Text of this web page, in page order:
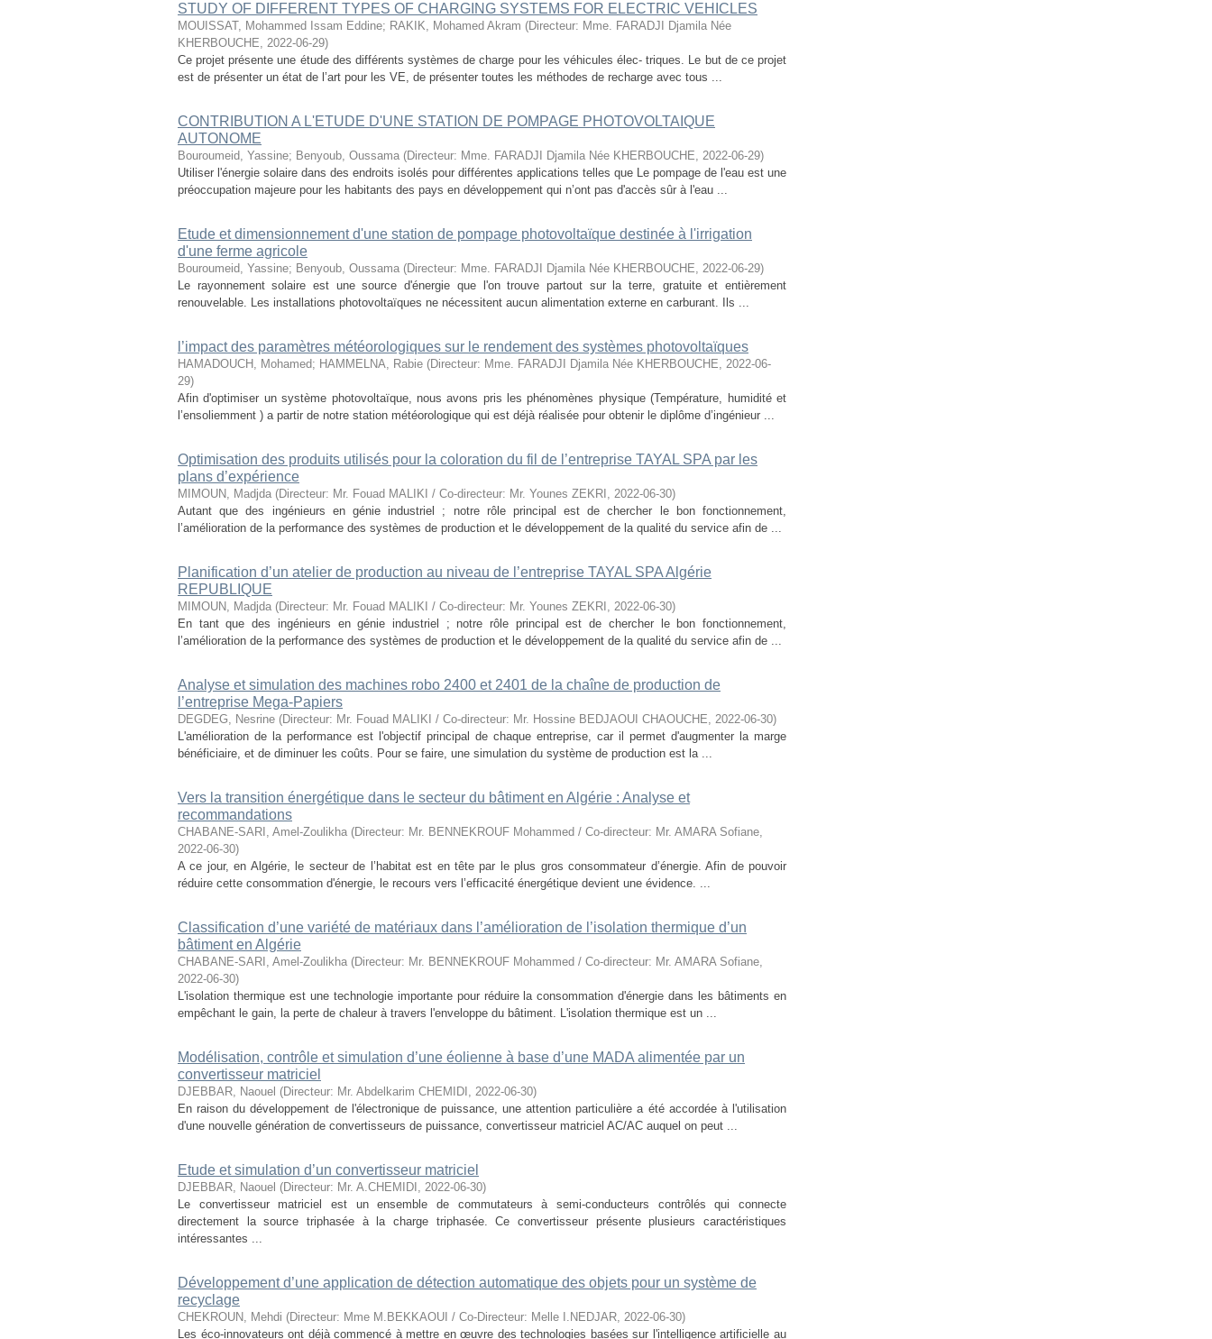
STUDY OF DIFFERENT TYPES OF CHARGING SYSTEMS FOR ELECTRIC VEHICLES
MOUISSAT, Mohammed Issam Eddine; RAKIK, Mohamed Akram (Directeur: Mme. FARADJI Djamila Née
KHERBOUCHE, 2022-06-29)
Ce projet présente une étude des différents systèmes de charge pour les véhicules élec- triques. Le but de ce projet
est de présenter un état de l’art pour les VE, de présenter toutes les méthodes de recharge avec tous ...
CONTRIBUTION A L'ETUDE D'UNE STATION DE POMPAGE PHOTOVOLTAIQUE
AUTONOME
Bouroumeid, Yassine; Benyoub, Oussama (Directeur: Mme. FARADJI Djamila Née KHERBOUCHE, 2022-06-29)
Utiliser l'énergie solaire dans des endroits isolés pour différentes applications telles que Le pompage de l'eau est une
préoccupation majeure pour les habitants des pays en développement qui n’ont pas d'accès sûr à l'eau ...
Etude et dimensionnement d'une station de pompage photovoltaïque destinée à l'irrigation
d'une ferme agricole
Bouroumeid, Yassine; Benyoub, Oussama (Directeur: Mme. FARADJI Djamila Née KHERBOUCHE, 2022-06-29)
Le rayonnement solaire est une source d'énergie que l'on trouve partout sur la terre, gratuite et entièrement
renouvelable. Les installations photovoltaïques ne nécessitent aucun alimentation externe en carburant. Ils ...
l’impact des paramètres météorologiques sur le rendement des systèmes photovoltaïques
HAMADOUCH, Mohamed; HAMMELNA, Rabie (Directeur: Mme. FARADJI Djamila Née KHERBOUCHE, 2022-06-
29)
Afin d'optimiser un système photovoltaïque, nous avons pris les phénomènes physique (Température, humidité et
l’ensoliemment ) a partir de notre station météorologique qui est déjà réalisée pour obtenir le diplôme d’ingénieur ...
Optimisation des produits utilisés pour la coloration du fil de l’entreprise TAYAL SPA par les
plans d’expérience
MIMOUN, Madjda (Directeur: Mr. Fouad MALIKI / Co-directeur: Mr. Younes ZEKRI , 2022-06-30)
Autant que des ingénieurs en génie industriel ; notre rôle principal est de chercher le bon fonctionnement,
l’amélioration de la performance des systèmes de production et le développement de la qualité du service afin de ...
Planification d’un atelier de production au niveau de l’entreprise TAYAL SPA Algérie
REPUBLIQUE
MIMOUN, Madjda (Directeur: Mr. Fouad MALIKI / Co-directeur: Mr. Younes ZEKRI , 2022-06-30)
En tant que des ingénieurs en génie industriel ; notre rôle principal est de chercher le bon fonctionnement,
l’amélioration de la performance des systèmes de production et le développement de la qualité du service afin de ...
Analyse et simulation des machines robo 2400 et 2401 de la chaîne de production de
l’entreprise Mega-Papiers
DEGDEG, Nesrine (Directeur: Mr. Fouad MALIKI / Co-directeur: Mr. Hossine BEDJAOUI CHAOUCHE, 2022-06-30)
L'amélioration de la performance est l'objectif principal de chaque entreprise, car il permet d'augmenter la marge
bénéficiaire, et de diminuer les coûts. Pour se faire, une simulation du système de production est la ...
Vers la transition énergétique dans le secteur du bâtiment en Algérie : Analyse et
recommandations
CHABANE-SARI, Amel-Zoulikha (Directeur: Mr. BENNEKROUF Mohammed / Co-directeur: Mr. AMARA Sofiane,
2022-06-30)
A ce jour, en Algérie, le secteur de l’habitat est en tête par le plus gros consommateur d’énergie. Afin de pouvoir
réduire cette consommation d'énergie, le recours vers l’efficacité énergétique devient une évidence. ...
Classification d’une variété de matériaux dans l’amélioration de l’isolation thermique d’un
bâtiment en Algérie
CHABANE-SARI, Amel-Zoulikha (Directeur: Mr. BENNEKROUF Mohammed / Co-directeur: Mr. AMARA Sofiane,
2022-06-30)
L'isolation thermique est une technologie importante pour réduire la consommation d'énergie dans les bâtiments en
empêchant le gain, la perte de chaleur à travers l'enveloppe du bâtiment. L'isolation thermique est un ...
Modélisation, contrôle et simulation d’une éolienne à base d’une MADA alimentée par un
convertisseur matriciel
DJEBBAR, Naouel (Directeur: Mr. Abdelkarim CHEMIDI , 2022-06-30)
En raison du développement de l'électronique de puissance, une attention particulière a été accordée à l'utilisation
d'une nouvelle génération de convertisseurs de puissance, convertisseur matriciel AC/AC auquel on peut ...
Etude et simulation d’un convertisseur matriciel
DJEBBAR, Naouel (Directeur: Mr. A.CHEMIDI , 2022-06-30)
Le convertisseur matriciel est un ensemble de commutateurs à semi-conducteurs contrôlés qui connecte
directement la source triphasée à la charge triphasée. Ce convertisseur présente plusieurs caractéristiques
intéressantes ...
Développement d’une application de détection automatique des objets pour un système de
recyclage
CHEKROUN, Mehdi (Directeur: Mme M.BEKKAOUI / Co-Directeur: Melle I.NEDJAR, 2022-06-30)
Les éco-innovateurs ont déjà commencé à mettre en œuvre des technologies basées sur l'intelligence artificielle au